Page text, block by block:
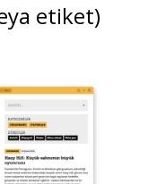
etiket)